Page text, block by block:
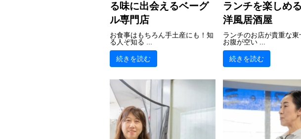
る味に出会えるベーグ
ル専門店
お食事はもちろん手土産にも！知
る人ぞ知る ...
続きを読む
ランチを楽しめ
洋風居酒屋
ランチのお店が貴重な東
お腹が空い ...
続きを読む